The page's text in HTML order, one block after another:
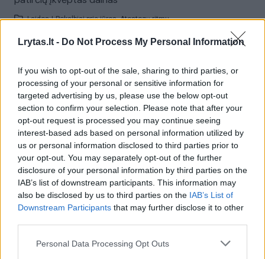
Lrytas.lt - Do Not Process My Personal Information
If you wish to opt-out of the sale, sharing to third parties, or
processing of your personal or sensitive information for
targeted advertising by us, please use the below opt-out
section to confirm your selection. Please note that after your
opt-out request is processed you may continue seeing
interest-based ads based on personal information utilized by
us or personal information disclosed to third parties prior to
your opt-out. You may separately opt-out of the further
disclosure of your personal information by third parties on the
IAB’s list of downstream participants. This information may
also be disclosed by us to third parties on the IAB’s List of
Downstream Participants that may further disclose it to other
Personal Data Processing Opt Outs
Laidos | Pokalbiai prie jūros. Atostogų ritmu
pastebėti virš karinės bazės
Žinios Pasaulis
Visi įrašai
Žiūrimiausi įrašai
00:00:30
vaiko gyvybių išgelbėti nepavyko